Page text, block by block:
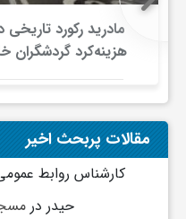
درآمد گردشگری را شکست/
هزینه‌کرد گردشگران خارجی از ۱۰ میلیارد یورو فراتر
مقالات پربحث اخیر
کارشناس روابط
حیدر در